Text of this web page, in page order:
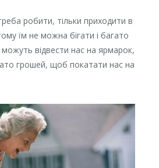
робити, тільки приходити в
їм не можна бігати і багато
відвести нас на ярмарок,
грошей, щоб покатати нас на